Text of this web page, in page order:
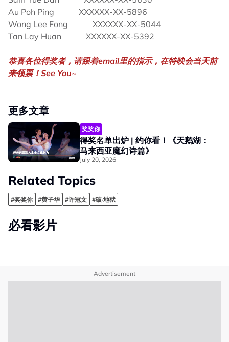
Au Poh Ping XXXXXX-XX-5896
Wong Lee Fong XXXXXX-XX-5044
Tan Lay Huan XXXXXX-XX-5392
恭喜各位得奖者，请跟着email里的指示，在特映会当天前
来领票！See You~
更多文章
奖奖你
得奖名单出炉 | 约你看！《天鹅湖：
马来西亚魔幻诗篇》
July 20, 2026
Related Topics
#奖奖你 #黄子华 #许冠文 #破·地狱
必看影片
Advertisement